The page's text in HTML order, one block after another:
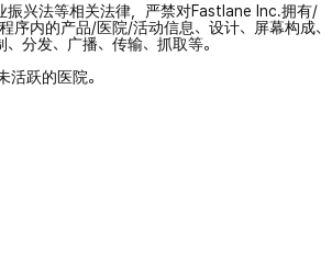
振兴法等相关法律，严禁对Fastlane Inc.拥有/
序内的产品/医院/活动信息、设计、屏幕构成、
分发、广播、传输、抓取等。
活跃的医院。